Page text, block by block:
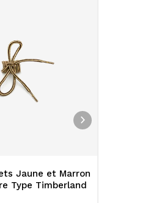
Jaune et Marron
Type Timberland